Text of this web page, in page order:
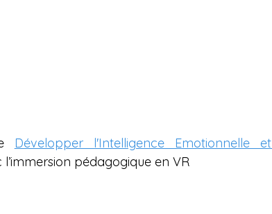
Développer l'Intelligence Emotionnelle et
l’immersion pédagogique en VR